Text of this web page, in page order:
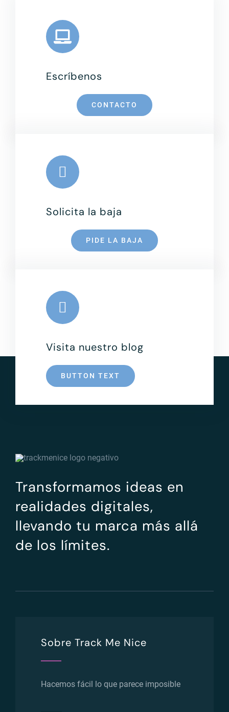
Leaflet Map data ©
Escríbenos
CONTACTO
Solicita la baja
PIDE LA BAJA
Visita nuestro blog
BUTTON TEXT
Transformamos ideas en
realidades digitales,
llevando tu marca más allá
de los límites.
Sobre Track Me Nice
Hacemos fácil lo que parece imposible